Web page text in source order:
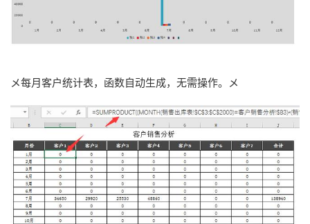
メ每月客户统计表，函数自动生成，无需操作。メ